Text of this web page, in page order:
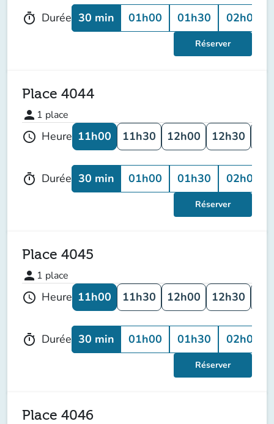
timer Durée 30 min 01h00 01h30 02h00
Réserver
Place 4044
person 1 place
schedule Heure 11h00 11h30 12h00 12h30
timer Durée 30 min 01h00 01h30 02h00
Réserver
Place 4045
person 1 place
schedule Heure 11h00 11h30 12h00 12h30
timer Durée 30 min 01h00 01h30 02h00
Réserver
Place 4046